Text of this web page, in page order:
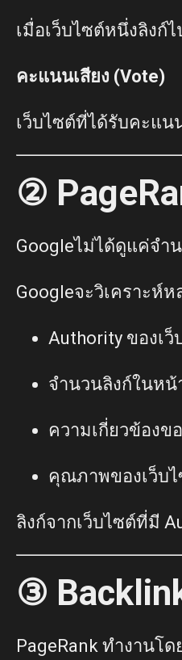
เมื่อเว็บไซต์หนึ่งลิงก์
คะแนนเสียง (Vote)
เว็บไซต์ที่ได้รับคะแน
②
Googleไม่ได้ดูแค่จำ
Googleจะวิเคราะห์
Authority ของเ
จำนวนลิงก์ในหน้
ความเกี่ยวข้องข
คุณภาพของเว็บ
ลิงก์จากเว็บไซต์ที่มี
③
PageRank ทำงานโ